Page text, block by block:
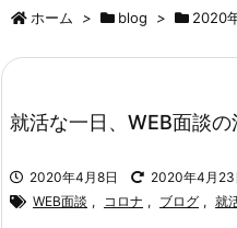
ホーム > blog > 2020
就活な一日、WEB面談
2020年4月8日 2020年4月23
WEB面談 , コロナ , ブログ , 就